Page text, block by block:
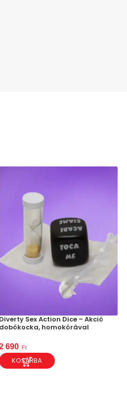
Diverty Sex Action Dice – Akció
dobókocka, homokórával
690 Ft
KOSÁRBA